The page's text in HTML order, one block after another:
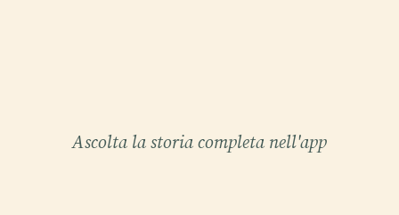
Ascolta la storia completa nell'app